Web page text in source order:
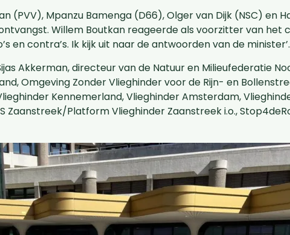
(PVV), Mpanzu Bamenga (D66), Olger van Dijk (NSC) en
Willem Boutkan reageerde als voorzitter van het
en contra’s. Ik kijk uit naar de antwoorden van de minister’.
Akkerman, directeur van de Natuur en Milieufederatie
Omgeving Zonder Vlieghinder voor de Rijn- en
Kennemerland, Vlieghinder Amsterdam,
Zaanstreek/Platform Vlieghinder Zaanstreek i.o.,